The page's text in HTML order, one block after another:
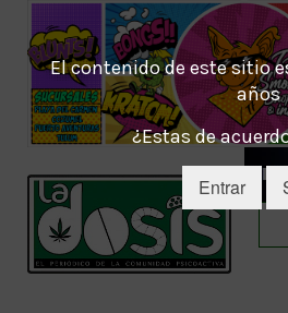
El contenido de este sitio
años
¿Estas de
Entrar